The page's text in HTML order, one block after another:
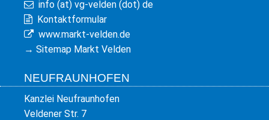
info (at) vg-velden (dot) de
Kontaktformular
www.markt-velden.de
→ Sitemap Markt Velden
NEUFRAUNHOFEN
Kanzlei Neufraunhofen
Veldener Str. 7